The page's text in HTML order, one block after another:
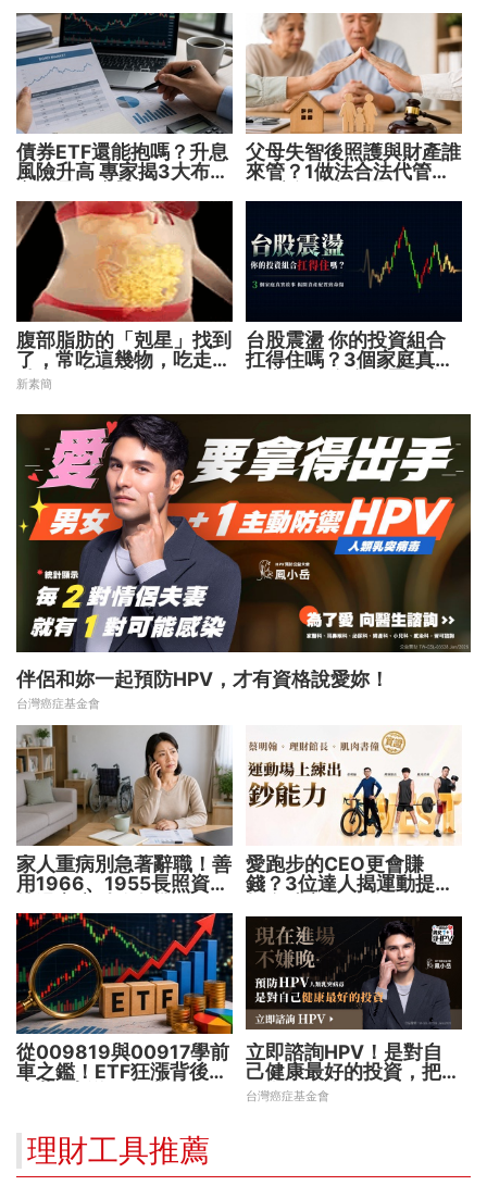
債券ETF還能抱嗎？升息
風險升高 專家揭3大布局
父母失智後照護與財產誰
來管？1做法合法代管財
腹部脂肪的「剋星」找到
了，常吃這幾物，吃走大
肚囊，瘦出小蠻腰
新素簡
台股震盪 你的投資組合
扛得住嗎？3個家庭真實
伴侶和妳一起預防HPV，才有資格說愛妳！
台灣癌症基金會
家人重病別急著辭職！善
用1966、1955長照資源
愛跑步的CEO更會賺
錢？3位達人揭運動提升
從009819與00917學前
車之鑑！ETF狂漲背後
立即諮詢HPV！是對自
己健康最好的投資，把握
現在不嫌晚！
台灣癌症基金會
理財工具推薦